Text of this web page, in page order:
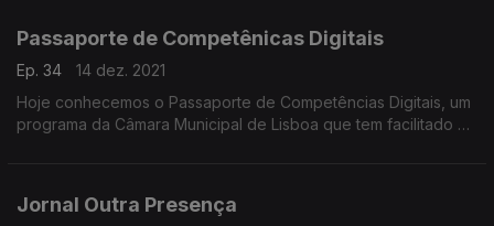
Passaporte de Competênicas Digitais
Ep. 34
14 dez. 2021
Hoje conhecemos o Passaporte de Competências Digitais, um
programa da Câmara Municipal de Lisboa que tem facilitado a
Jornal Outra Presença